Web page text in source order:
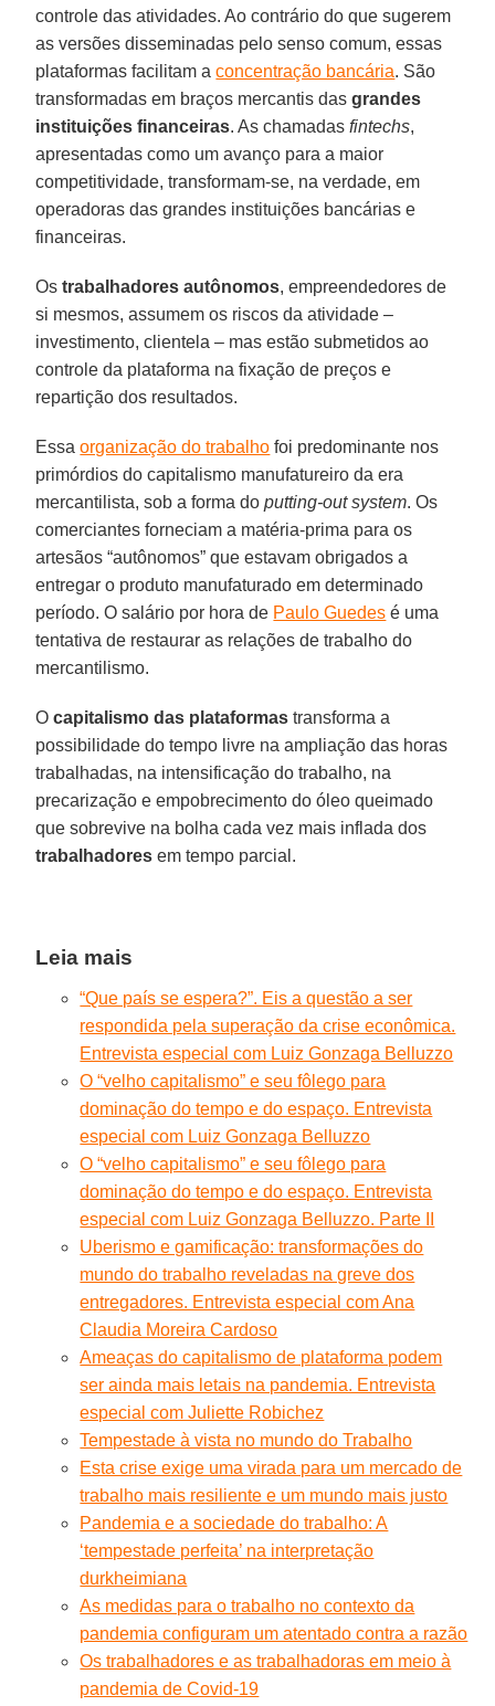
controle das atividades. Ao contrário do que sugerem
as versões disseminadas pelo senso comum, essas
plataformas facilitam aconcentração bancária. São
transformadas em braços mercantis dasgrandes
instituições financeiras. As chamadasfintechs,
apresentadas como um avanço para a maior
competitividade, transformam-se, na verdade, em
operadoras das grandes instituições bancárias e
financeiras.
Ostrabalhadores autônomos, empreendedores de
si mesmos, assumem os riscos da atividade –
investimento, clientela – mas estão submetidos ao
controle da plataforma na fixação de preços e
repartição dos resultados.
Essaorganização do trabalho foi predominante nos
primórdios do capitalismo manufatureiro da era
mercantilista, sob a forma doputting-out system. Os
comerciantes forneciam a matéria-prima para os
artesãos “autônomos” que estavam obrigados a
entregar o produto manufaturado em determinado
período. O salário por hora de Paulo Guedes é uma
tentativa de restaurar as relações de trabalho do
mercantilismo.
Ocapitalismo das plataformas transforma a
possibilidade do tempo livre na ampliação das horas
trabalhadas, na intensificação do trabalho, na
precarização e empobrecimento do óleo queimado
que sobrevive na bolha cada vez mais inflada dos
trabalhadores em tempo parcial.
Leia mais
“Que país se espera?”. Eis a questão a ser
respondida pela superação da crise econômica.
Entrevista especial com Luiz Gonzaga Belluzzo
O “velho capitalismo” e seu fôlego para
dominação do tempo e do espaço. Entrevista
especial com Luiz Gonzaga Belluzzo
O “velho capitalismo” e seu fôlego para
dominação do tempo e do espaço. Entrevista
especial com Luiz Gonzaga Belluzzo. Parte II
Uberismo e gamificação: transformações do
mundo do trabalho reveladas na greve dos
entregadores. Entrevista especial com Ana
Claudia Moreira Cardoso
Ameaças do capitalismo de plataforma podem
ser ainda mais letais na pandemia. Entrevista
especial com Juliette Robichez
Tempestade à vista no mundo do Trabalho
Esta crise exige uma virada para um mercado de
trabalho mais resiliente e um mundo mais justo
Pandemia e a sociedade do trabalho: A
‘tempestade perfeita’ na interpretação
durkheimiana
As medidas para o trabalho no contexto da
pandemia configuram um atentado contra a razão
Os trabalhadores e as trabalhadoras em meio à
pandemia de Covid-19